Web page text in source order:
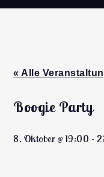
« Alle
Boogie Party
8. Oktober @ 19:00 -